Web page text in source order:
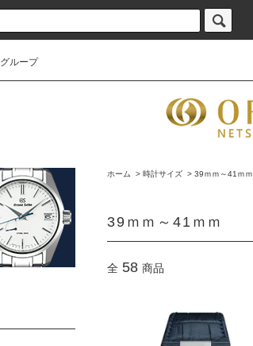
グループ
ホーム > 時計サイズ > 39ｍｍ～41ｍｍ
39ｍｍ～41ｍｍ
全 58 商品